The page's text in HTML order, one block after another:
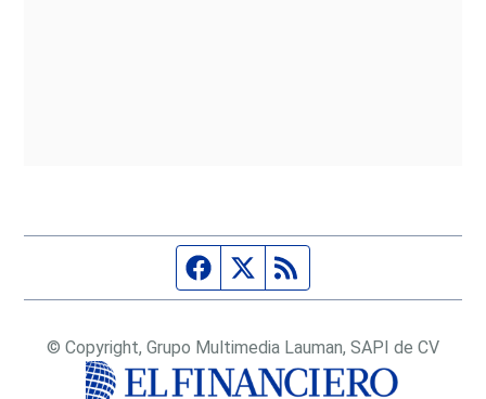
Página de Facebook
Fuente Twitter
© Copyright, Grupo Multimedia Lauman, SAPI de CV